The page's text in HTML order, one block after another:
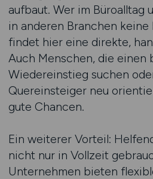
aufbaut. Wer im Büroalltag
in anderen Branchen
findet hier eine direkte,
Auch Menschen, die einen
Wiedereinstieg suchen
Quereinsteiger neu
gute Chancen.
Ein weiterer Vorteil:
nicht nur in Vollzeit
Unternehmen bieten